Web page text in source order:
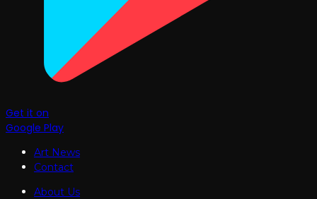
Get it on
Google Play
Art News
Contact
About Us